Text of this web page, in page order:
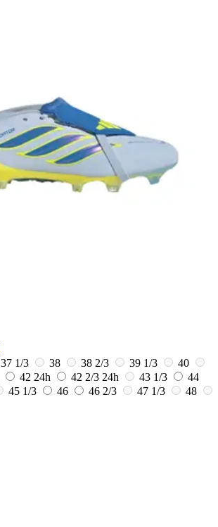
37 1/3 38 38 2/3 39 1/3
40
42 24h 42 2/3 24h 43 1/3
44
45 1/3 46 46 2/3 47 1/3
48